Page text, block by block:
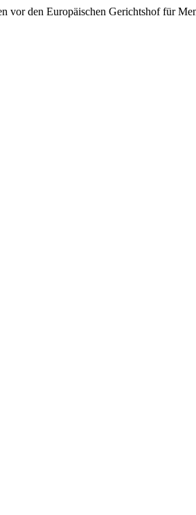
vor den Europäischen Gerichtshof für